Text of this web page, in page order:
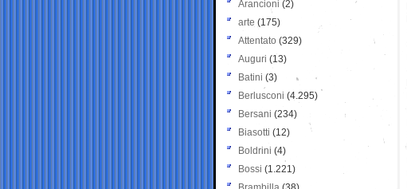
Arancioni (2)
arte (175)
Attentato (329)
Auguri (13)
Batini (3)
Berlusconi (4.295)
Bersani (234)
Biasotti (12)
Boldrini (4)
Bossi (1.221)